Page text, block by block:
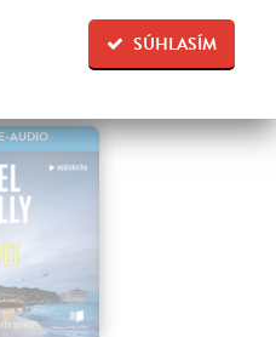
SÚHLASÍM
AUDIO